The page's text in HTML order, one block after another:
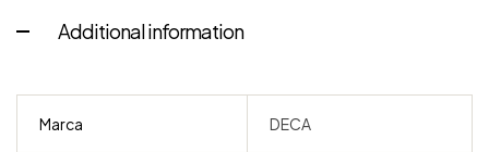
Additional information
Marca DECA